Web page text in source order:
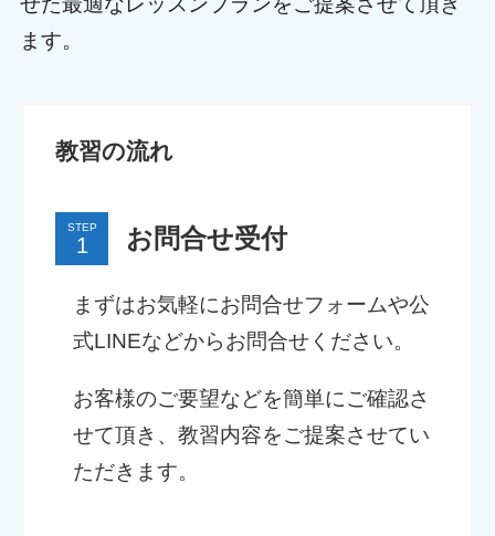
ます。
教習の流れ
STEP お問合せ受付
まずはお気軽にお問合せフォームや公
式LINEなどからお問合せください。
お客様のご要望などを簡単にご確認さ
せて頂き、教習内容をご提案させてい
ただきます。